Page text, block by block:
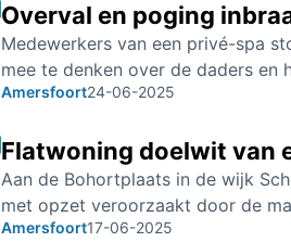
Overval en poging
Medewerkers van een privé-spa
mee te denken over de daders en
Amersfoort24-06-2025
Flatwoning doelwit van
Aan de Bohortplaats in de wijk
met opzet veroorzaakt door de
Amersfoort17-06-2025